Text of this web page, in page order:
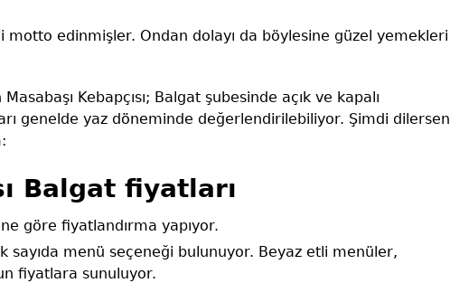
motto edinmişler. Ondan dolayı da böylesine güzel yemekleri
Kebapçısı; Balgat şubesinde açık ve kapalı
genelde yaz döneminde değerlendirilebiliyor. Şimdi dilersen
Balgat fiyatları
göre fiyatlandırma yapıyor.
sayıda menü seçeneği bulunuyor. Beyaz etli menüler,
fiyatlara sunuluyor.